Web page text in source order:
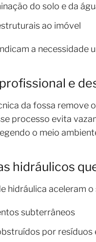
do solo e da
ao imóvel
a necessidade
e
da fossa remove
processo evita
o meio
hidráulicos
hidráulica aceleram
subterrâneos
por resíduos